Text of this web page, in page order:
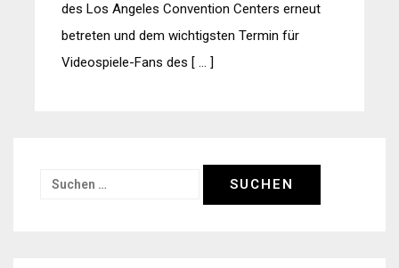
des Los Angeles Convention Centers erneut
betreten und dem wichtigsten Termin für
Videospiele-Fans des [ … ]
Suchen